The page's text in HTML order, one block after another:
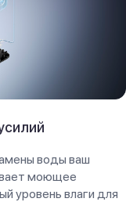
воды ваш
моющее
уровень влаги для